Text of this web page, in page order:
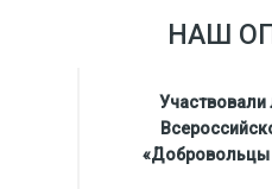
НАШ
Участвовали
«Добровольцы